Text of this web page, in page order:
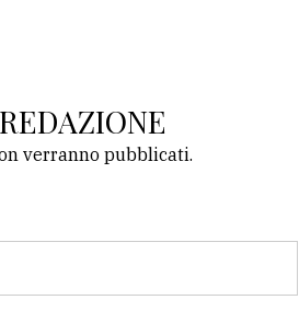
verranno pubblicati.